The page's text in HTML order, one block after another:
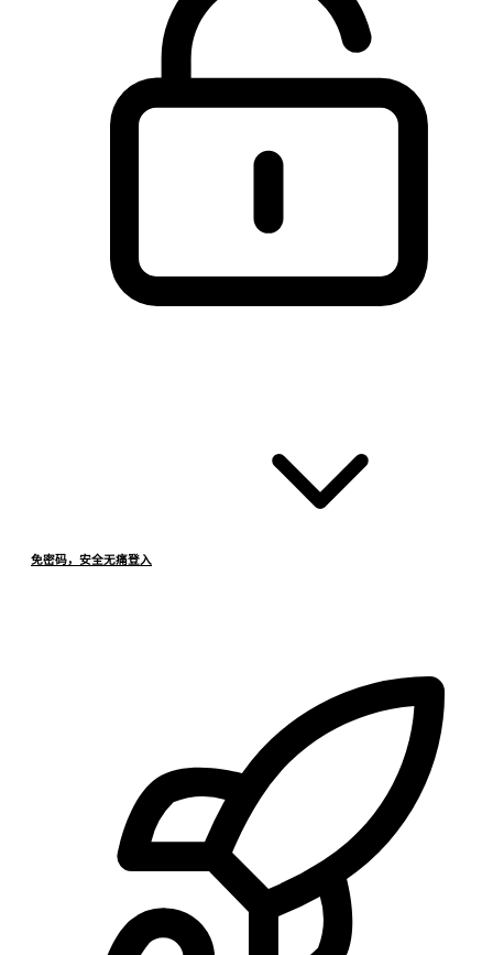
免密码，安全无痛登入